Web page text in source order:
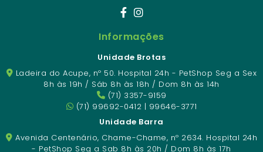
Informações
Unidade Brotas
Ladeira do Acupe, nº 50. Hospital 24h - PetShop Seg a Sex
8h às 19h / Sáb 8h às 18h / Dom 8h às 14h
(71) 3357-9159
(71) 99692-0412 | 99646-3771
Unidade Barra
Avenida Centenário, Chame-Chame, nº 2634. Hospital 24h
- PetShop Seg a Sab 8h às 20h / Dom 8h às 17h